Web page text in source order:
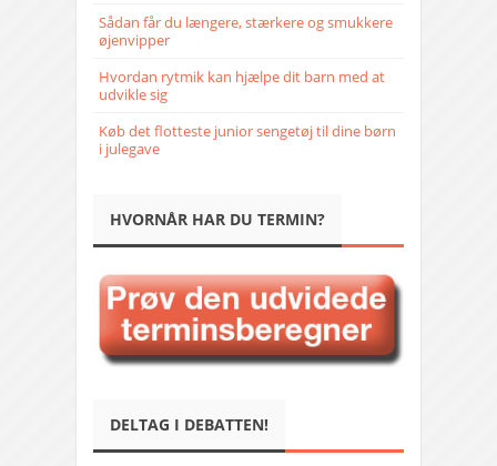
Sådan får du længere, stærkere og smukkere
øjenvipper
Hvordan rytmik kan hjælpe dit barn med at
udvikle sig
Køb det flotteste junior sengetøj til dine børn
i julegave
HVORNÅR HAR DU TERMIN?
DELTAG I DEBATTEN!